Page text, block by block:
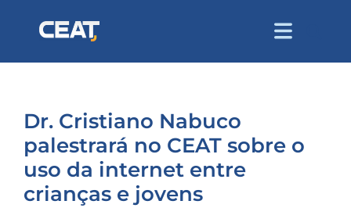
Dr. Cristiano Nabuco
palestrará no CEAT sobre o
uso da internet entre
crianças e jovens